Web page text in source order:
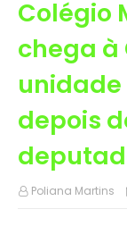
Colégio
chega à
depois
Poliana Martins